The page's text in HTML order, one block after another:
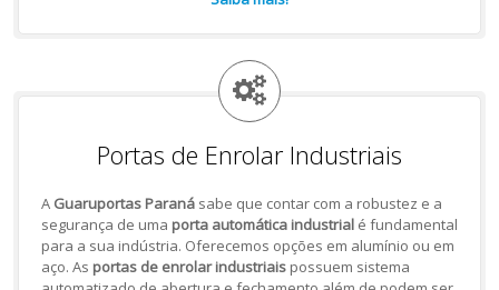
Portas de Enrolar Industriais
A Guaruportas Paranásabe que contar com a robustez e a
segurança de uma porta automática industrialé fundamental
para a sua indústria. Oferecemos opções em alumínio ou em
aço. As portas de enrolar industriaispossuem sistema